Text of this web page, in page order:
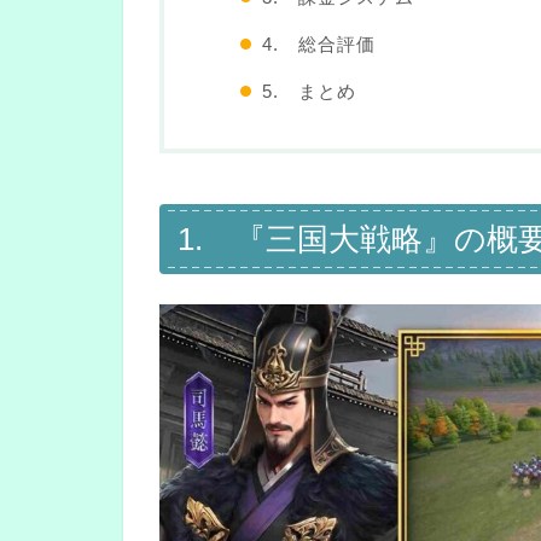
4. 総合評価
5. まとめ
1. 『三国大戦略』の概